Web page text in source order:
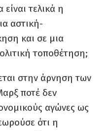
τελικά η
αστική-
και σε μια
τοποθέτηση;
στην άρνηση των
ποτέ δεν
αγώνες ως
ότι η